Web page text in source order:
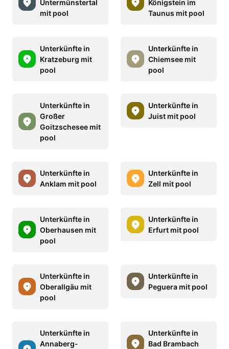
Untermünstertal
mit pool
Königstein im
Taunus mit pool
Unterkünfte in
Kratzeburg mit
pool
Unterkünfte in
Chiemsee mit
pool
Unterkünfte in
Großer
Goitzschesee mit
pool
Unterkünfte in
Juist mit pool
Unterkünfte in
Anklam mit pool
Unterkünfte in
Zell mit pool
Unterkünfte in
Oberhausen mit
pool
Unterkünfte in
Erfurt mit pool
Unterkünfte in
Oberallgäu mit
pool
Unterkünfte in
Peguera mit pool
Unterkünfte in
Annaberg-
Unterkünfte in
Bad Brambach